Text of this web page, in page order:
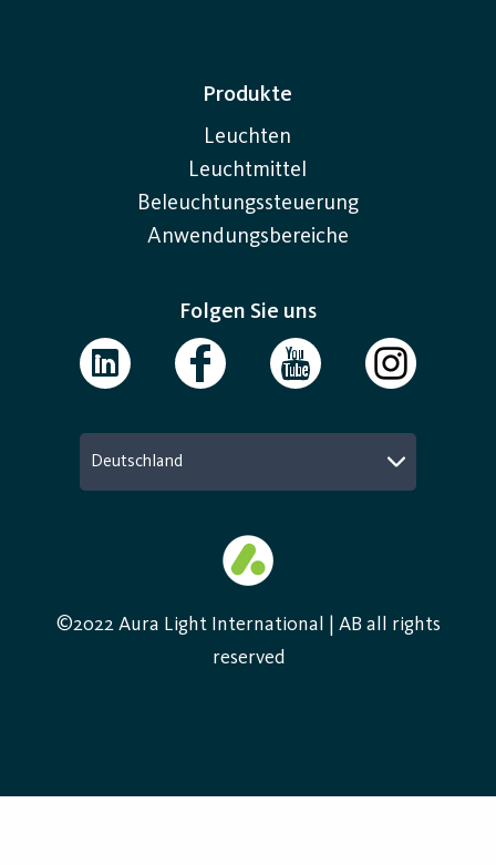
Produkte
Leuchten
Leuchtmittel
Beleuchtungssteuerung
Anwendungsbereiche
Folgen Sie uns
Deutschland
©2022 Aura Light International | AB all rights
reserved